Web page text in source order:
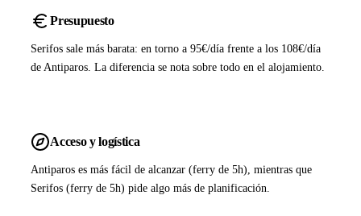
Presupuesto
Serifos sale más barata: en torno a 95€/día frente a los 108€/día
de Antiparos. La diferencia se nota sobre todo en el alojamiento.
Acceso y logística
Antiparos es más fácil de alcanzar (ferry de 5h), mientras que
Serifos (ferry de 5h) pide algo más de planificación.